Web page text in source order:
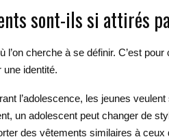
sont-ils si attirés
l’on cherche à se définir. C’est
identité.
l’adolescence, les jeunes
un adolescent peut changer de
des vêtements similaires à